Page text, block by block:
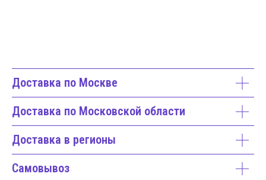
Доставка по Москве
Доставка по Московской области
Доставка в регионы
Самовывоз